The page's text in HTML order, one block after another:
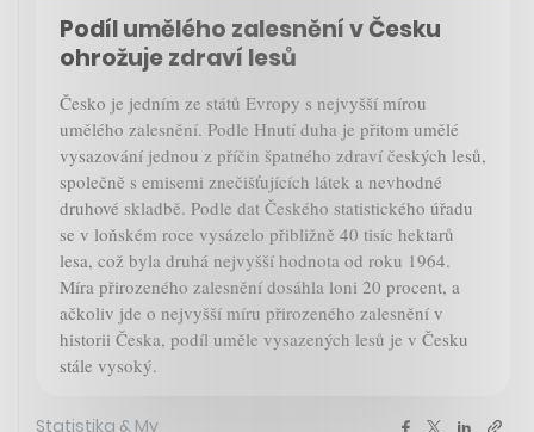
Podíl umělého zalesnění v Česku
ohrožuje zdraví lesů
Česko je jedním ze států Evropy s nejvyšší mírou
umělého zalesnění. Podle Hnutí duha je přitom umělé
vysazování jednou z příčin špatného zdraví českých lesů,
společně s emisemi znečišťujících látek a nevhodné
druhové skladbě. Podle dat Českého statistického úřadu
se v loňském roce vysázelo přibližně 40 tisíc hektarů
lesa, což byla druhá nejvyšší hodnota od roku 1964.
Míra přirozeného zalesnění dosáhla loni 20 procent, a
ačkoliv jde o nejvyšší míru přirozeného zalesnění v
historii Česka, podíl uměle vysazených lesů je v Česku
stále vysoký.
Statistika & My